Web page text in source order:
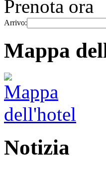
Prenota ora
Arrivo:
Mappa
Notizia